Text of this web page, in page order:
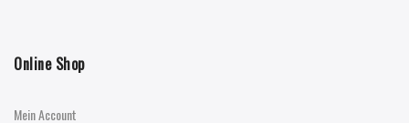
Online Shop
Mein Account